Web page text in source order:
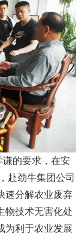
的要求，在安
赴劲牛集团公司
速分解农业废弃
物技术无害化处
为利于农业发展